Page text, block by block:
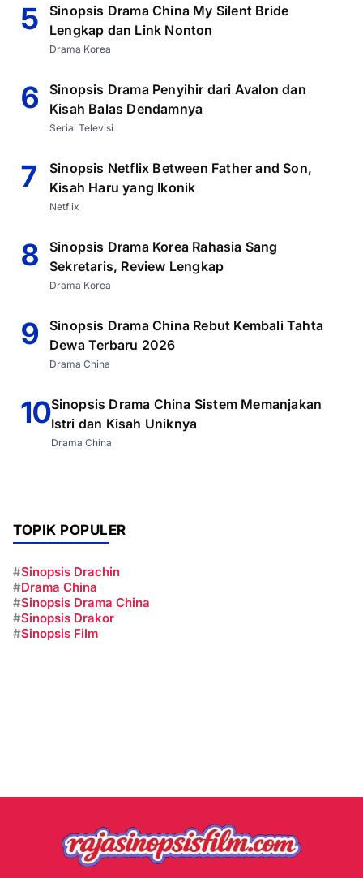
5
Sinopsis Drama China My Silent Bride
Lengkap dan Link Nonton
Drama Korea
6
Sinopsis Drama Penyihir dari Avalon dan
Kisah Balas Dendamnya
Serial Televisi
7
Sinopsis Netflix Between Father and Son,
Kisah Haru yang Ikonik
Netflix
8
Sinopsis Drama Korea Rahasia Sang
Sekretaris, Review Lengkap
Drama Korea
9
Sinopsis Drama China Rebut Kembali Tahta
Dewa Terbaru 2026
Drama China
10Sinopsis Drama China Sistem Memanjakan
Istri dan Kisah Uniknya
Drama China
TOPIK POPULER
#Sinopsis Drachin
#Drama China
#Sinopsis Drama China
#Sinopsis Drakor
#Sinopsis Film